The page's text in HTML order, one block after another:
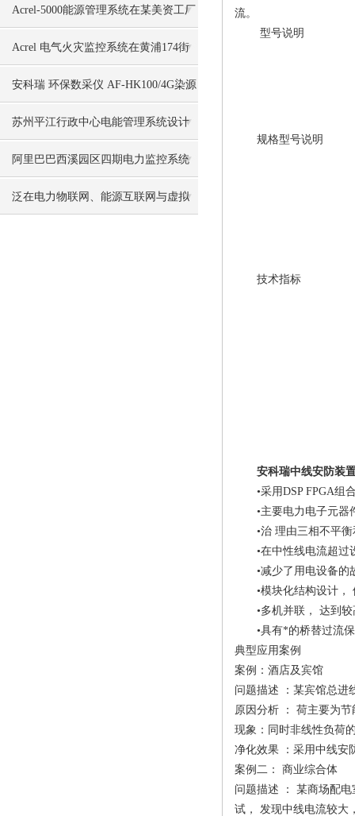
Acrel-5000能源管理系统在某美资工厂
的应用
Acrel 电气火灾监控系统在黄浦174街
坊的应用
安科瑞 环保数采仪 AF-HK100/4G染源
在线监测数据采集传输仪
苏州平江行政中心电能管理系统设计
方案
阿里巴巴西溪园区四期电力监控系统
的设计与应用
泛在电力物联网、能源互联网与虚拟
流。
型号说明
规格型号说明
技术指标
安科瑞中线安防装
•采用DSP FPGA组
•主要电力电子元器
•治 理由三相不平衡
•在中性线电流超过
•减少了用电设备的故
•模块化结构设计，
•多机并联， 达到较
•具有*的桥替过流保
典型应用案例
案例：酒店及宾馆
问题描述 ：某宾馆总进
原因分析 ： 荷主要为
现象：同时非线性负荷
净化效果 ：采用中线安
案例二： 商业综合体
问题描述 ： 某商场配
试， 发现中线电流较大